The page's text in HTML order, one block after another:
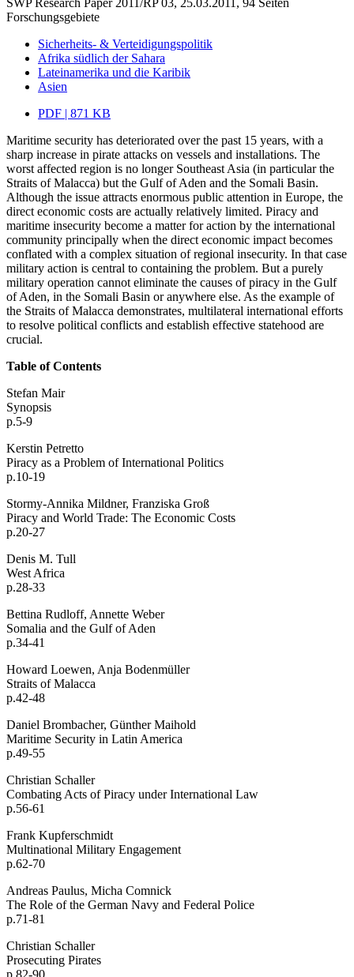
Forschungsgebiete
Sicherheits- & Verteidigungspolitik
Afrika südlich der Sahara
Lateinamerika und die Karibik
Asien
PDF | 871 KB
Maritime security has deteriorated over the past 15 years, with a
sharp increase in pirate attacks on vessels and installations. The
worst affected region is no longer Southeast Asia (in particular the
Straits of Malacca) but the Gulf of Aden and the Somali Basin.
Although the issue attracts enormous public attention in Europe, the
direct economic costs are actually relatively limited. Piracy and
maritime insecurity become a matter for action by the international
community principally when the direct economic impact becomes
conflated with a complex situation of regional insecurity. In that case
military action is central to containing the problem. But a purely
military operation cannot eliminate the causes of piracy in the Gulf
of Aden, in the Somali Basin or anywhere else. As the example of
the Straits of Malacca demonstrates, multilateral international efforts
to resolve political conflicts and establish effective statehood are
crucial.
Table of Contents
Stefan Mair
Synopsis
p.5-9
Kerstin Petretto
Piracy as a Problem of International Politics
p.10-19
Stormy-Annika Mildner, Franziska Groß
Piracy and World Trade: The Economic Costs
p.20-27
Denis M. Tull
West Africa
p.28-33
Bettina Rudloff, Annette Weber
Somalia and the Gulf of Aden
p.34-41
Howard Loewen, Anja Bodenmüller
Straits of Malacca
p.42-48
Daniel Brombacher, Günther Maihold
Maritime Security in Latin America
p.49-55
Christian Schaller
Combating Acts of Piracy under International Law
p.56-61
Frank Kupferschmidt
Multinational Military Engagement
p.62-70
Andreas Paulus, Micha Comnick
The Role of the German Navy and Federal Police
p.71-81
Christian Schaller
Prosecuting Pirates
p.82-90